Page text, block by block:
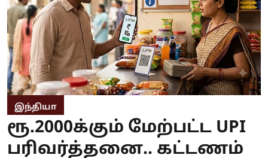
இந்தியா
ரூ.2000க்கும் மேற்பட்ட UPI
பரிவர்த்தனை.. கட்டணம்